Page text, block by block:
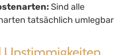
Sind alle
tatsächlich umlegbar